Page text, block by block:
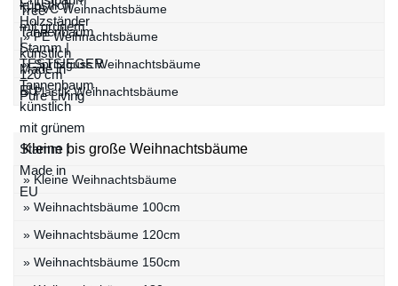
» PVC Weihnachtsbäume
» PE Weihnachtsbäume
» Spritzguss Weihnachtsbäume
» Plastik Weihnachtsbäume
Kleine bis große Weihnachtsbäume
» Kleine Weihnachtsbäume
» Weihnachtsbäume 100cm
» Weihnachtsbäume 120cm
» Weihnachtsbäume 150cm